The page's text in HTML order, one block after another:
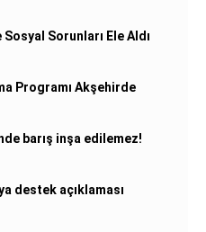
Sorunları Ele Aldı
Programı Akşehirde
barış inşa edilemez!
destek açıklaması